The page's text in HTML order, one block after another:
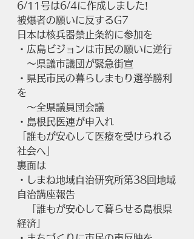
6/11号は6/4に作成しました!
被爆者の願いに反するG7
日本は核兵器禁止条約に参加を
・広島ビジョンは市民の願いに逆行
～県議市議団が緊急街宣
・県民市民の暮らしまもり選挙勝利
を
～全県議員団会議
・島根民医連が申入れ
「誰もが安心して医療を受けられる
社会へ」
裏面は
・しまね地域自治研究所第38回地域
自治講座報告
「誰もが安心して暮らせる島根県
経済」